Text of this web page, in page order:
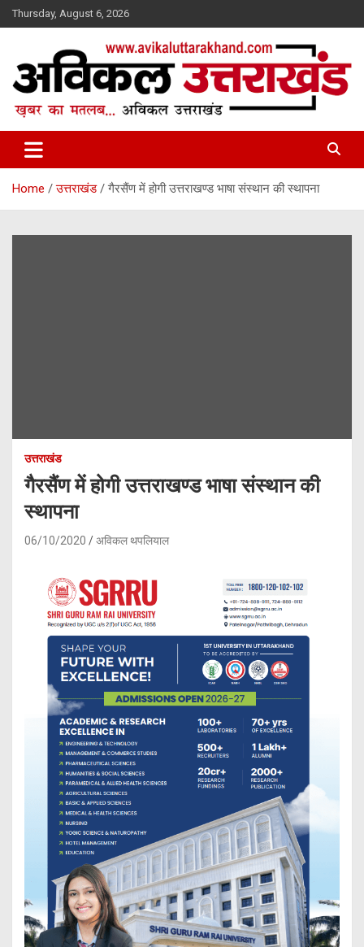
Skip
to
Thursday, August 6, 2026
Avikal Uttarakhand
Home उत्तराखंड गैरसैंण में होगी उत्तराखण्ड भाषा संस्थान की स्थापना
उत्तराखंड
गैरसैंण में होगी उत्तराखण्ड भाषा संस्थान की
स्थापना
06/10/2020 अविकल थपलियाल